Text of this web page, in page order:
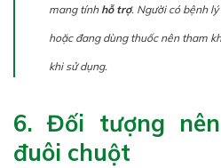
mang tính hỗ trợ. Người có bệnh
hoặc đang dùng thuốc nên tham
khi sử dụng.
6. Đối tượng
đuôi chuột